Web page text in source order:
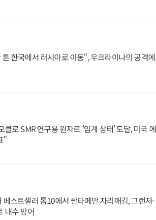
한국에서 러시아로 이동", 우크라이나의 공격에
클로 SMR 연구용 원자로 '임계 상태' 도달, 미국 에
"
베스트셀러 톱10에서 싼타페만 자리매김, 그랜저·
내수 방어